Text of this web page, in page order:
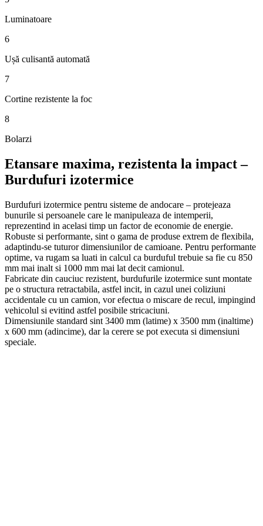
Luminatoare
6
Ușă culisantă automată
7
Cortine rezistente la foc
8
Bolarzi
Etansare maxima, rezistenta la impact –
Burdufuri izotermice
Burdufuri izotermice pentru sisteme de andocare – protejeaza
bunurile si persoanele care le manipuleaza de intemperii,
reprezentind in acelasi timp un factor de economie de energie.
Robuste si performante, sint o gama de produse extrem de flexibila,
adaptindu-se tuturor dimensiunilor de camioane. Pentru performante
optime, va rugam sa luati in calcul ca burduful trebuie sa fie cu 850
mm mai inalt si 1000 mm mai lat decit camionul.
Fabricate din cauciuc rezistent, burdufurile izotermice sunt montate
pe o structura retractabila, astfel incit, in cazul unei coliziuni
accidentale cu un camion, vor efectua o miscare de recul, impingind
vehicolul si evitind astfel posibile stricaciuni.
Dimensiunile standard sint 3400 mm (latime) x 3500 mm (inaltime)
x 600 mm (adincime), dar la cerere se pot executa si dimensiuni
speciale.